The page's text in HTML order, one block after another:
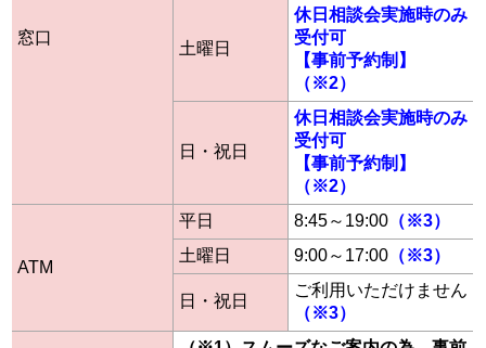
窓口
土曜日
休日相談会実施時のみ
受付可
【事前予約制】
（※2）
日・祝日
休日相談会実施時のみ
受付可
【事前予約制】
（※2）
ATM
平日 8:45～19:00 （※3）
土曜日
9:00～17:00 （※3）
日・祝日
ご利用いただけません
（※3）